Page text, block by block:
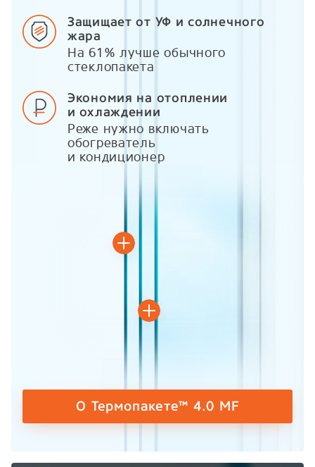
Защищает от УФ и солнечного
жара
На 61% лучше обычного
стеклопакета
Экономия на отоплении
и охлаждении
Реже нужно включать
обогреватель
и кондиционер
О Термопакете™ 4.0 MF